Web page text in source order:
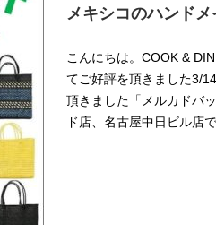
メキシコのハンドメ
こんにちは。COOK &
てご好評を頂きました3/
頂きました「メルカドバ
ド店、名古屋中日ビル店